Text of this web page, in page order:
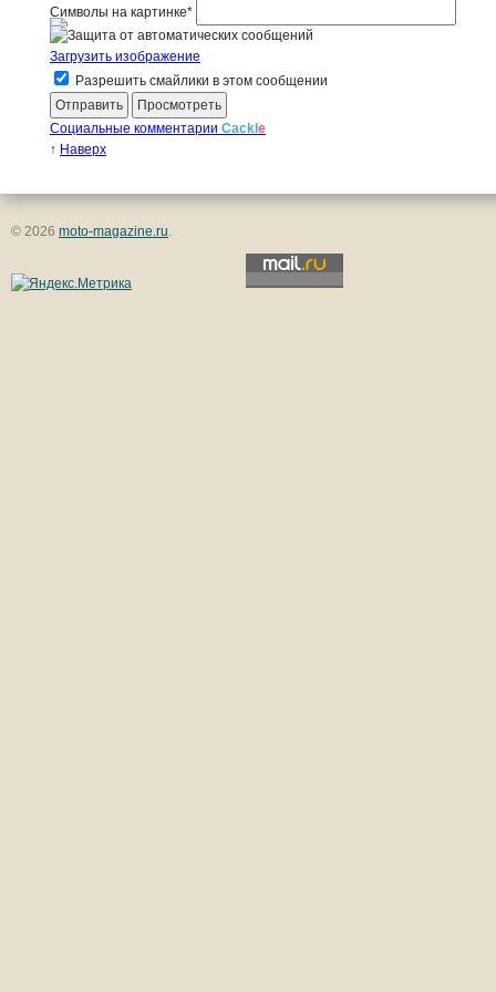
Символы на картинке*
Загрузить изображение
Разрешить смайлики в этом сообщении
Социальные комментарии Cackl e
↑ Наверх
© 2026 moto-magazine.ru.